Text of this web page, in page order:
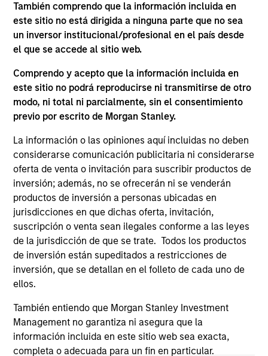
También comprendo que la información incluida en
este sitio no está dirigida a ninguna parte que no sea
un inversor institucional/profesional en el país desde
el que se accede al sitio web.
Comprendo y acepto que la información incluida en
este sitio no podrá reproducirse ni transmitirse de otro
modo, ni total ni parcialmente, sin el consentimiento
previo por escrito de Morgan Stanley.
La información o las opiniones aquí incluidas no deben
considerarse comunicación publicitaria ni considerarse
oferta de venta o invitación para suscribir productos de
inversión; además, no se ofrecerán ni se venderán
productos de inversión a personas ubicadas en
jurisdicciones en que dichas oferta, invitación,
suscripción o venta sean ilegales conforme a las leyes
de la jurisdicción de que se trate. Todos los productos
de inversión están supeditados a restricciones de
inversión, que se detallan en el folleto de cada uno de
ellos.
También entiendo que Morgan Stanley Investment
Management no garantiza ni asegura que la
información incluida en este sitio web sea exacta,
completa o adecuada para un fin en particular.
As of July 25, 2025. The above is provided for informational
and educational purposes only. There is no guarantee that
the investment mentioned resulted in positive performance
(for realized holdings), or will perform well in the future (for
current holdings). The trademarks and service marks above
are the property of their respective owners. The information
on this website has not been authorized, sponsored, or
otherwise approved by such owners. By clicking on any
links shown here, you agree that you are navigating to a
third party site. We are providing these hyperlinks to you
only as a convenience and the inclusion of any hyperlink is
not and does not imply any endorsement, approval,
investigation, verification or monitoring by us of any
information contained in any hyperlinked site. In no event
shall we be responsible for the information contained on
the site or your use of such site.